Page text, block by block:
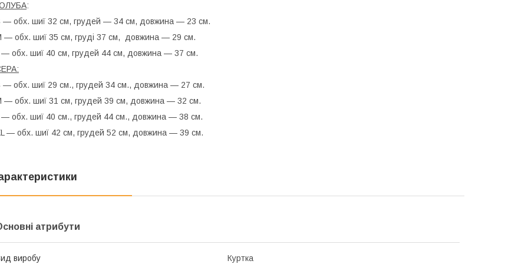
:
— обх. шиї 32 см, грудей — 34 см, довжина — 23 см.
— обх. шиї 35 см, груді 37 см, довжина — 29 см.
— обх. шиї 40 см, грудей 44 см, довжина — 37 см.
— обх. шиї 29 см., грудей 34 см., довжина — 27 см.
— обх. шиї 31 см, грудей 39 см, довжина — 32 см.
— обх. шиї 40 см., грудей 44 см., довжина — 38 см.
— обх. шиї 42 см, грудей 52 см, довжина — 39 см.
атрибути
виробу Куртка